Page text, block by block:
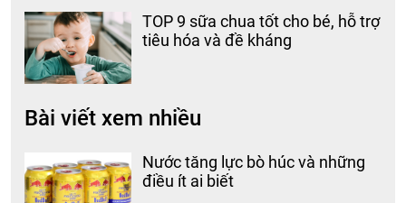
TOP 9 sữa chua tốt cho bé, hỗ trợ
tiêu hóa và đề kháng
Bài viết xem nhiều
Nước tăng lực bò húc và những
điều ít ai biết